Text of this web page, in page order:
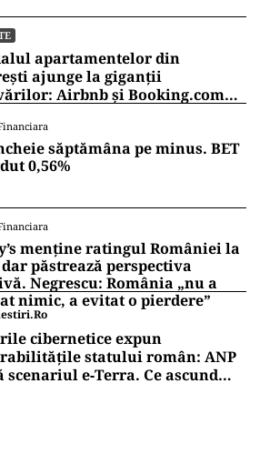
apartamentelor din
ajunge la giganții
Airbnb și Booking.com
săptămâna pe minus. BET
0,56%
menține ratingul României la
păstrează perspectiva
Negrescu: România „nu a
nimic, a evitat o pierdere”
cibernetice expun
statului român: ANP
scenariul e‑Terra. Ce ascund